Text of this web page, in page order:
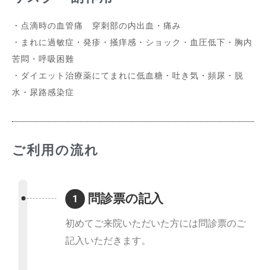
・点滴時の血管痛 穿刺部の内出血・痛み
・まれに過敏症・発疹・掻痒感・ショック・血圧低下・胸内
苦悶・呼吸困難
・ダイエット治療薬にてまれに低血糖・吐き気・頻尿・脱
水・尿路感染症
ご利用の流れ
1 問診票の記入
初めてご来院いただいた方には問診票のご
記入いただきます。